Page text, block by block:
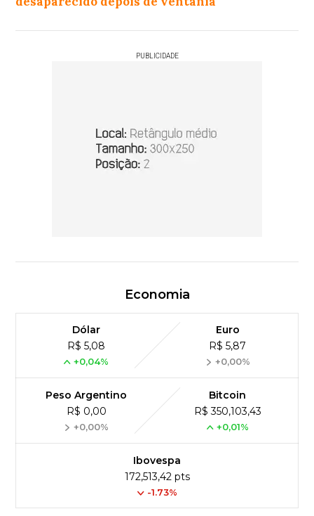
PUBLICIDADE
Economia
Dólar
R$ 5,08
+0,04%
Euro
R$ 5,87
+0,00%
Peso Argentino
R$ 0,00
+0,00%
Bitcoin
R$ 350,103,43
+0,01%
Ibovespa
172,513,42 pts
-1.73%